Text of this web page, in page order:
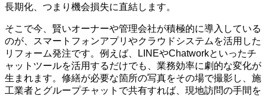
長期化、つまり機会損失に直結します。
そこで今、賢いオーナーや管理会社が積極的に導入している
のが、スマートフォンアプリやクラウドシステムを活用した
リフォーム発注です。例えば、LINEやChatworkといったチ
ャットツールを活用するだけでも、業務効率に劇的な変化が
生まれます。修繕が必要な箇所の写真をその場で撮影し、施
工業者とグループチャットで共有すれば、現地訪問の手間を